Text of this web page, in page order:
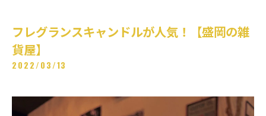
フレグランスキャンドルが人気！【盛岡の雑
貨屋】
2022/03/13